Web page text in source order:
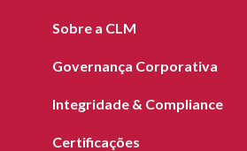
Sobre a CLM
Governança Corporativa
Integridade & Compliance
Certificações